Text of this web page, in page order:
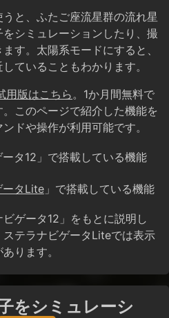
うと、ふたご座流星群の流れ星
シミュレーションしたり、撮
す。太陽系モードにすると、
ていることもわかります。
用版はこちら 。1か月間無料で
このページで紹介した機能を
ドや操作が利用可能です。
タ12」で搭載している機能
ータLite」で搭載している機能
ゲータ12」をもとに説明し
テラナビゲータLiteでは表示
ります。
をシミュレーシ